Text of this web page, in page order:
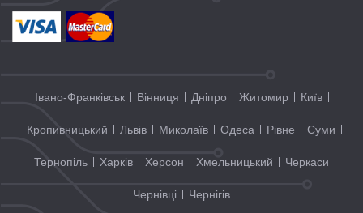
Івано-Франківськ Вінниця Дніпро Житомир Київ
Кропивницький Львів Миколаїв Одеса Рівне Суми
Тернопіль Харків Херсон Хмельницький Черкаси
Чернівці Чернігів